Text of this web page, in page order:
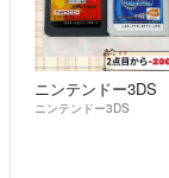
ニンテンドー3DS
ニンテンドー3DS